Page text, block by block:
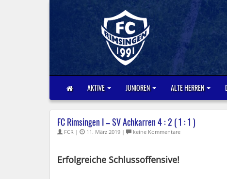
AKTIVE JUNIOREN ALTE HERREN
FC Rimsingen I – SV Achkarren 4 : 2 ( 1 : 1 )
FCR | 11. März 2019 | keine Kommentare
Erfolgreiche Schlussoffensive!